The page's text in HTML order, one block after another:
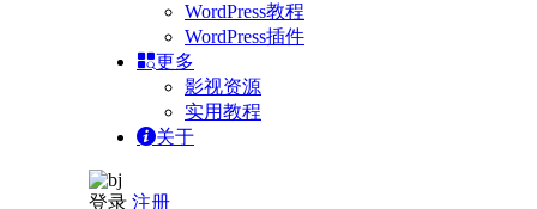
WordPress教程
WordPress插件
更多
影视资源
实用教程
关于
登录 注册